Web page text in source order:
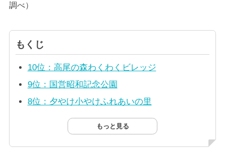
調べ）
もくじ
10位：高尾の森わくわくビレッジ
9位：国営昭和記念公園
8位：夕やけ小やけふれあいの里
もっと見る